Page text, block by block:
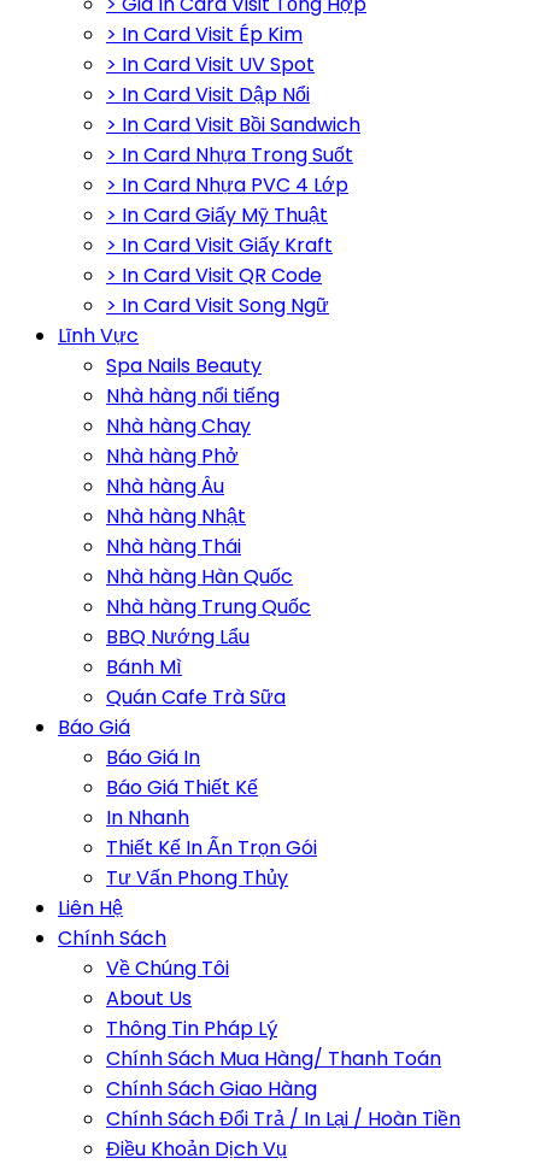
> In Card Visit Ép Kim
> In Card Visit UV Spot
> In Card Visit Dập Nổi
> In Card Visit Bồi Sandwich
> In Card Nhựa Trong Suốt
> In Card Nhựa PVC 4 Lớp
> In Card Giấy Mỹ Thuật
> In Card Visit Giấy Kraft
> In Card Visit QR Code
> In Card Visit Song Ngữ
Lĩnh Vực
Spa Nails Beauty
Nhà hàng nổi tiếng
Nhà hàng Chay
Nhà hàng Phở
Nhà hàng Âu
Nhà hàng Nhật
Nhà hàng Thái
Nhà hàng Hàn Quốc
Nhà hàng Trung Quốc
BBQ Nướng Lẩu
Bánh Mì
Quán Cafe Trà Sữa
Báo Giá
Báo Giá In
Báo Giá Thiết Kế
In Nhanh
Thiết Kế In Ấn Trọn Gói
Tư Vấn Phong Thủy
Liên Hệ
Chính Sách
Về Chúng Tôi
About Us
Thông Tin Pháp Lý
Chính Sách Mua Hàng/ Thanh Toán
Chính Sách Giao Hàng
Chính Sách Đổi Trả / In Lại / Hoàn Tiền
Điều Khoản Dịch Vụ